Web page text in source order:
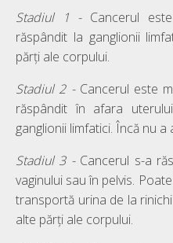
Stadiul 1 - Cancerul
răspândit la ganglionii
părți ale corpului.
Stadiul 2 - Cancerul este
răspândit în afara
ganglionii limfatici. Încă nu
Stadiul 3 - Cancerul s-a
vaginului sau în pelvis.
transportă urina de la
alte părți ale corpului.